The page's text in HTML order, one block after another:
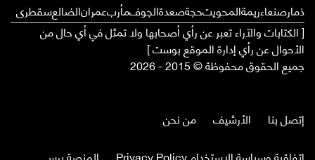
ذمارصنعاءريمةالمحويتحجةصعدةالجوفمأربعمرانالضالعسقطرى
[ الكتابات والآراء تعبر عن رأي أصحابها ولا تمثل في أي حال من
الأحوال عن رأي إدارة الموقع بوست ]
جميع الحقوق محفوظة © 2015 - 2026
إتصل بنا الأرشيف
من نحن